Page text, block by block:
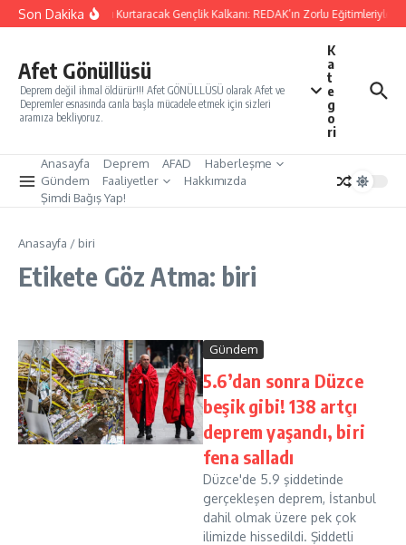
İçeriğe atla
Son DakikaYarınları Kurtaracak Gençlik Kalkanı: REDAK’ın Zorlu Eğitimleriyle
Afet Gönüllüsü
Deprem değil ihmal öldürür!!! Afet GÖNÜLLÜSÜ olarak Afet ve
Depremler esnasında canla başla mücadele etmek için sizleri
aramıza bekliyoruz.
K
a
t
e
g
o
ri
Anasayfa Deprem AFAD
Haberleşme
Gündem
Faaliyetler
Hakkımızda
Şimdi Bağış Yap!
Anasayfa / biri
Etikete Göz Atma: biri
Gündem
5.6’dan sonra Düzce
beşik gibi! 138 artçı
deprem yaşandı, biri
fena salladı
Düzce'de 5.9 şiddetinde
gerçekleşen deprem, İstanbul
dahil olmak üzere pek çok
ilimizde hissedildi. Şiddetli